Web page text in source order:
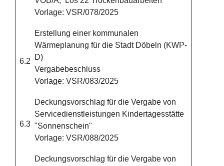
Vorlage: VSR/078/2025
6.2
Erstellung einer kommunalen
Wärmeplanung für die Stadt Döbeln (KWP-
D)
Vergabebeschluss
Vorlage: VSR/083/2025
6.3
Deckungsvorschlag für die Vergabe von
Servicedienstleistungen Kindertagesstätte
"Sonnenschein"
Vorlage: VSR/088/2025
Deckungsvorschlag für die Vergabe von